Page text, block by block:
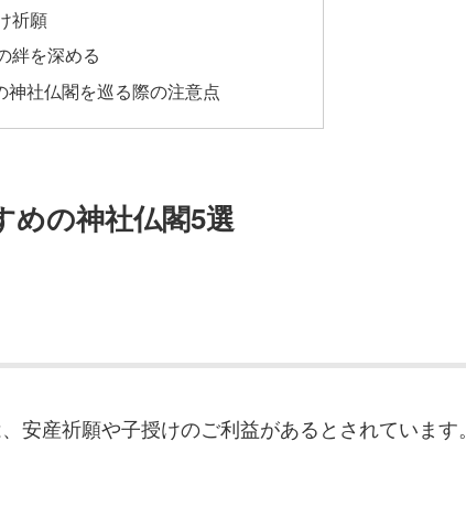
祈願
絆を深める
神社仏閣を巡る際の注意点
めの神社仏閣5選
安産祈願や子授けのご利益があるとされています。